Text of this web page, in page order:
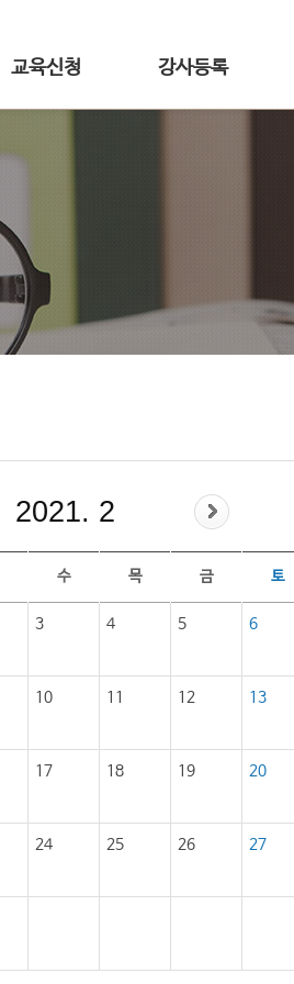
교육신청 강사등록
2021. 2
수 목 금 토
3 4 5 6
10 11 12 13
17 18 19 20
24 25 26 27